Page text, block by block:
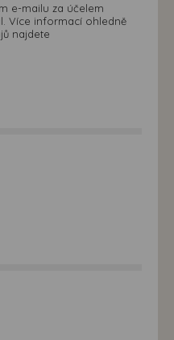
e-mailu za účelem
Více informací ohledně
najdete